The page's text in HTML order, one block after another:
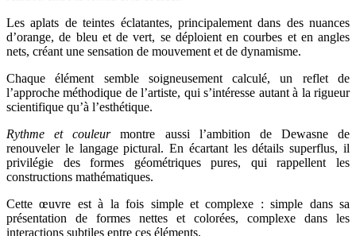
Les aplats de teintes éclatantes, principalement dans des nuances
d’orange, de bleu et de vert, se déploient en courbes et en angles
nets, créant une sensation de mouvement et de dynamisme.
Chaque élément semble soigneusement calculé, un reflet de
l’approche méthodique de l’artiste, qui s’intéresse autant à la rigueur
scientifique qu’à l’esthétique.
Rythme et couleurmontre aussi l’ambition de Dewasne de
renouveler le langage pictural. En écartant les détails superflus, il
privilégie des formes géométriques pures, qui rappellent les
constructions mathématiques.
Cette œuvre est à la fois simple et complexe : simple dans sa
présentation de formes nettes et colorées, complexe dans les
interactions subtiles entre ces éléments.